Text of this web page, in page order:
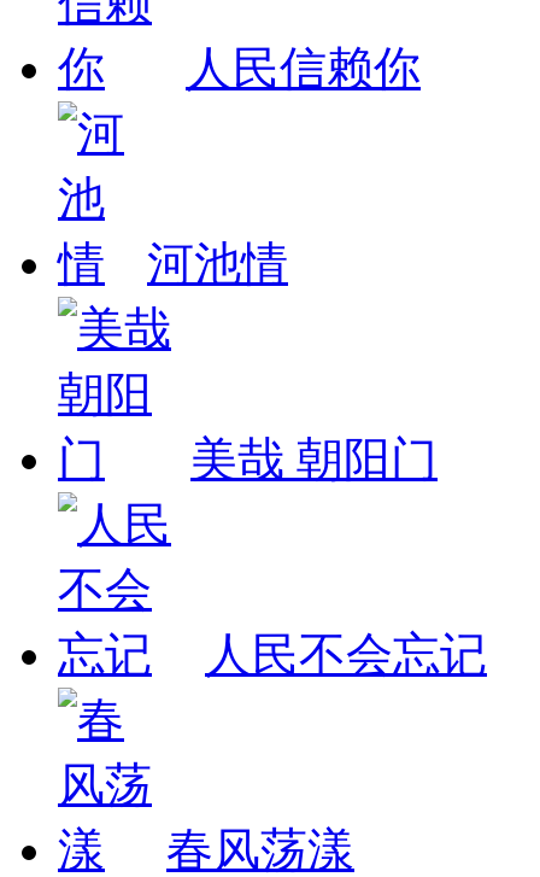
人民信赖你
河池情
美哉 朝阳门
人民不会忘记
春风荡漾